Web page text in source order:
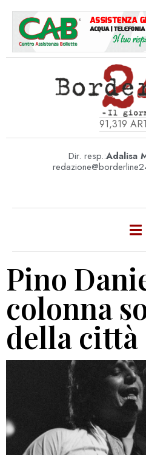
91,319
Dir. resp.:Adalisa
Pino
colonna
della città